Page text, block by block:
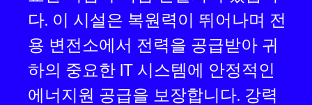
다. 이 시설은 복원력이 뛰어나며 전
용 변전소에서 전력을 공급받아 귀
하의 중요한 IT 시스템에 안정적인
에너지원 공급을 보장합니다. 강력